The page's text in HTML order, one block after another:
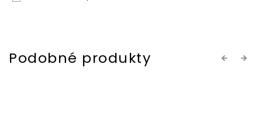
Previous
Next